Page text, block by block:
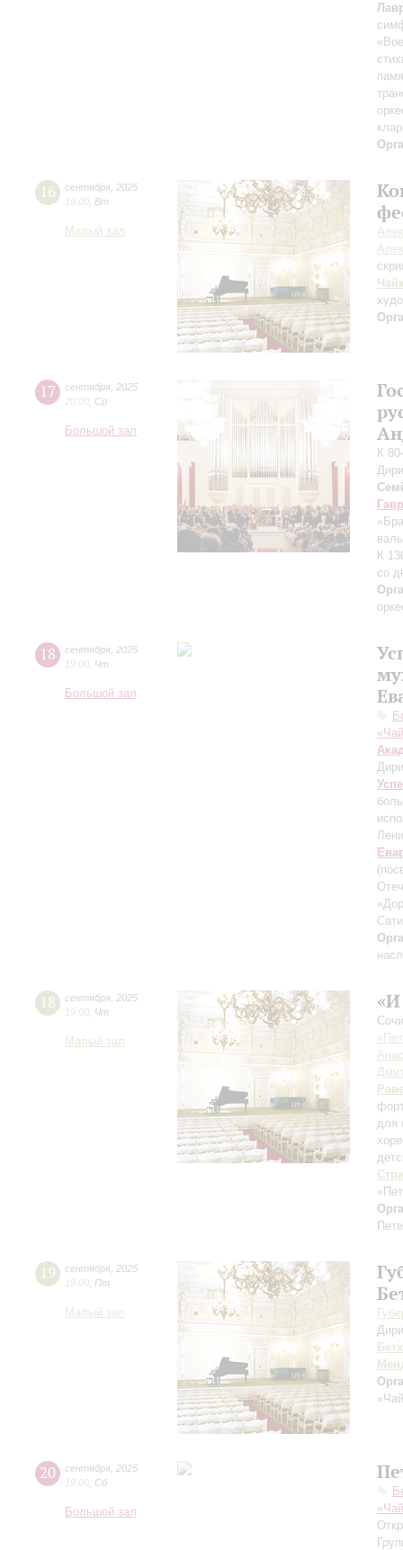
16 сентября 2025
19:00 Вт
Малый зал
17 сентября 2025
20:00 Ср
Большой зал
К
К
со
18 сентября 2025
19:00 Чт
Большой зал
18 сентября 2025
19:00 Чт
Малый зал
«И
для
19 сентября 2025
19:00 Пт
Малый зал
20 сентября 2025
19:00 Сб
Большой зал